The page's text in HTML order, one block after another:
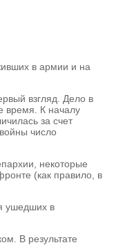
в армии и на
взгляд. Дело в
время. К началу
за счет
число
некоторые
(как правило, в
ушедших в
В результате